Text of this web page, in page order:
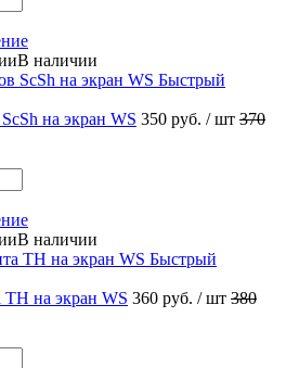
В наличии
Быстрый
на экран WS 350 руб. / шт 370
В наличии
Быстрый
TH на экран WS 360 руб. / шт 380